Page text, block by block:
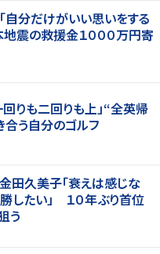
自分だけがいい思いをする
震の救援金１０００万円寄
りも二回りも上」“全英帰
う自分のゴルフ
金田久美子「衰えは感じな
したい」 １０年ぶり首位
う